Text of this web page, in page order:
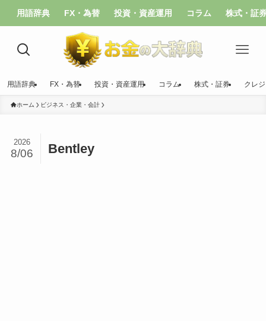
用語辞典 FX・為替 投資・資産運用 コラム 株式・証
用語辞典 FX・為替 投資・資産運用 コラム 株式・証券 クレ
ホーム ビジネス・企業・会計
Bentley
2026
8/06